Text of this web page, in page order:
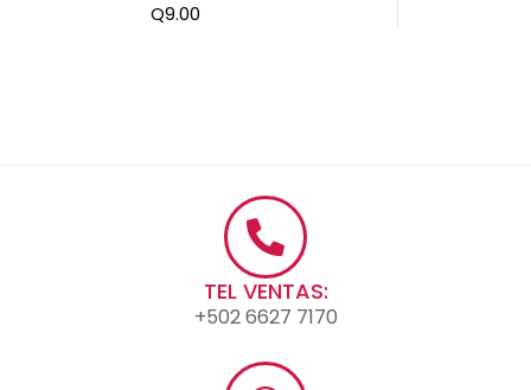
Q9.00
TEL VENTAS:
+502 6627 7170